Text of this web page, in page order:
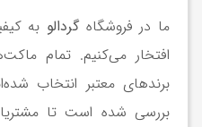
ما در فروشگاهگردالو به
افتخار می‌کنیم. تمام
برندهای معتبر انتخاب
بررسی شده است تا